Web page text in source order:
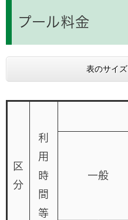
プール料金
表のサイ
区
分
利
用
時
間
等
一般